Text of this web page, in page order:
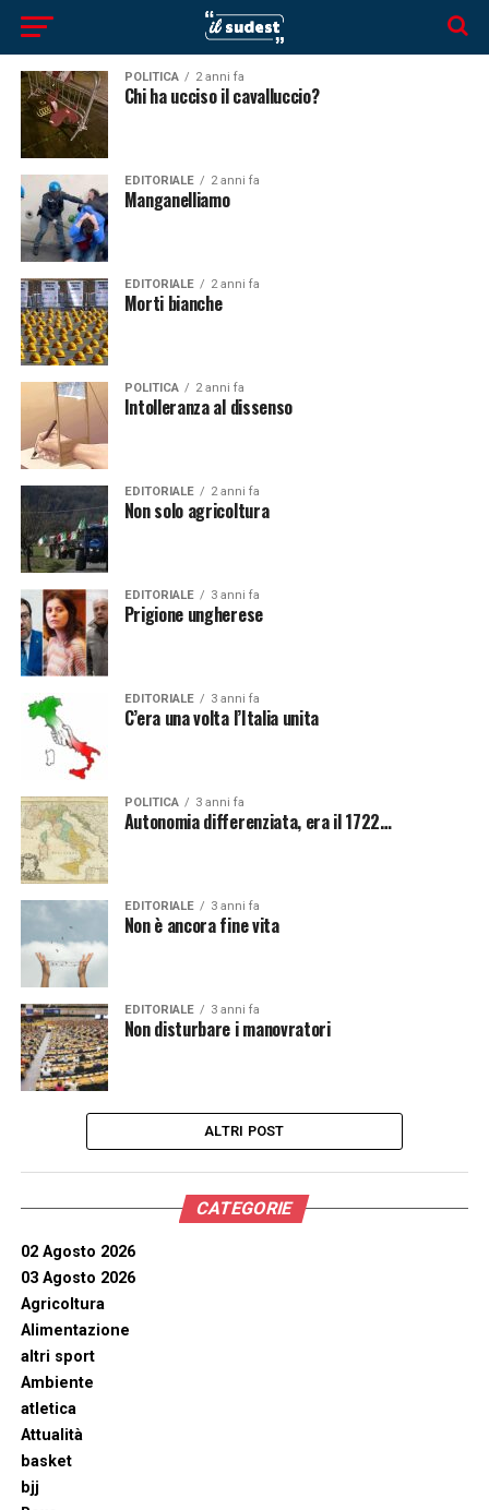
POLITICA 2 anni fa
Chi ha ucciso il cavalluccio?
EDITORIALE 2 anni fa
Manganelliamo
EDITORIALE 2 anni fa
Morti bianche
POLITICA 2 anni fa
Intolleranza al dissenso
EDITORIALE 2 anni fa
Non solo agricoltura
EDITORIALE 3 anni fa
Prigione ungherese
EDITORIALE 3 anni fa
C’era una volta l’Italia unita
POLITICA 3 anni fa
Autonomia differenziata, era il 1722…
EDITORIALE 3 anni fa
Non è ancora fine vita
EDITORIALE 3 anni fa
Non disturbare i manovratori
ALTRI POST
CATEGORIE
02 Agosto 2026
03 Agosto 2026
Agricoltura
Alimentazione
altri sport
Ambiente
atletica
Attualità
basket
bjj